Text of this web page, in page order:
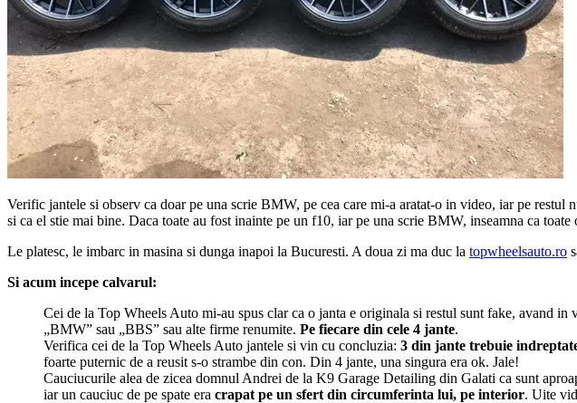
Verific jantele si observ ca doar pe una scrie BMW, pe cea care mi-a aratat-o in video, iar pe
si ca el stie mai bine. Daca toate au fost inainte pe un f10, iar pe una scrie BMW, inseamna ca
Le platesc, le imbarc in masina si dunga inapoi la Bucuresti. A doua zi ma duc la topwheelsauto.ro
Si acum incepe calvarul:
Cei de la Top Wheels Auto mi-au spus clar ca o janta e originala si restul sunt fake, avand in
„BMW” sau „BBS” sau alte firme renumite. Pe fiecare din cele 4 jante.
Verifica cei de la Top Wheels Auto jantele si vin cu concluzia: 3 din jante trebuie
foarte puternic de a reusit s-o strambe din con. Din 4 jante, una singura era ok. Jale!
Cauciucurile alea de zicea domnul Andrei de la K9 Garage Detailing din Galati ca sunt
iar un cauciuc de pe spate era crapat pe un sfert din circumferinta lui, pe interior. Uite